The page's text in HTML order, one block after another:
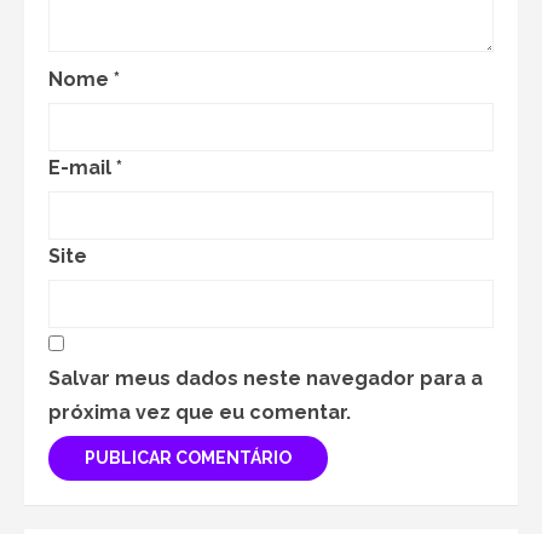
Nome *
E-mail *
Site
Salvar meus dados neste navegador para a
próxima vez que eu comentar.